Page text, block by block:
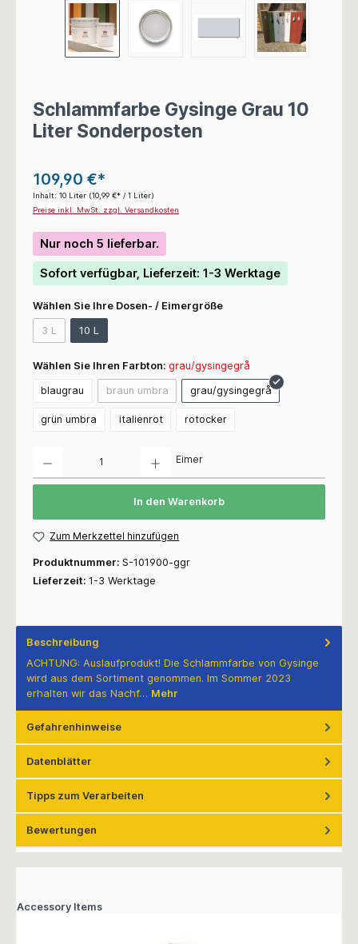
Schlammfarbe Gysinge Grau 10
Liter Sonderposten
109,90 €*
Inhalt: 10 Liter (10,99 €* / 1 Liter)
Preise inkl. MwSt. zzgl. Versandkosten
Nur noch 5 lieferbar.
Sofort verfügbar, Lieferzeit: 1-3 Werktage
Wählen Sie Ihre Dosen- / Eimergröße
3 L 10 L
Wählen Sie Ihren Farbton: grau/gysingegrå
blaugrau braun umbra grau/gysingegrå
grün umbra italienrot rotocker
Eimer
In den Warenkorb
Zum Merkzettel hinzufügen
Produktnummer: S-101900-ggr
Lieferzeit: 1-3 Werktage
Beschreibung
ACHTUNG: Auslaufprodukt! Die Schlammfarbe von Gysinge
wird aus dem Sortiment genommen. Im Sommer 2023
erhalten wir das Nachf… Mehr
Gefahrenhinweise
Datenblätter
Tipps zum Verarbeiten
Bewertungen
Accessory Items